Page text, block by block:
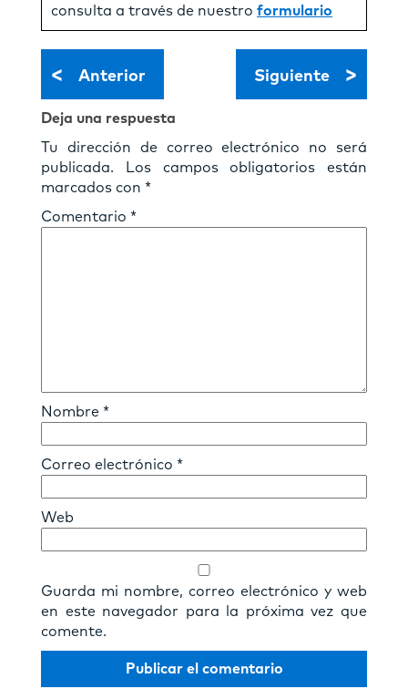
consulta a través de nuestro formulario
< Anterior Siguiente >
Deja una respuesta
Tu dirección de correo electrónico no será
publicada.
Los campos obligatorios están
marcados con *
Comentario *
Nombre *
Correo electrónico *
Web
Guarda mi nombre, correo electrónico y web
en este navegador para la próxima vez que
comente.